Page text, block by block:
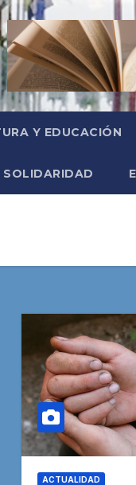
Y EDUCACIÓN
SOLIDARIDAD
ACTUALIDAD